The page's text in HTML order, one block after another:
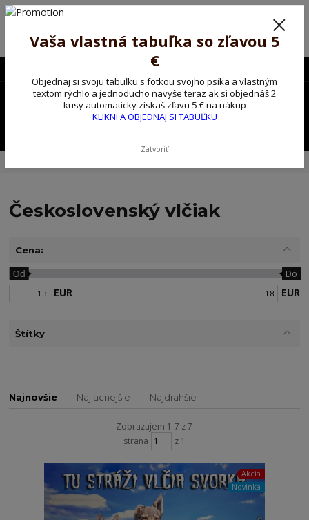
Poprosíme ctených zákazníkov o trpezlivosť, v tomto období máme
Preto sme Vám pripravili malý darček ako ospravedlnenie.
!!! ZĽAVA 5€ na PRVÚ objednávku nad 30€ s kódom pozorpes5 !!!
0,00 EUR
Československý vlčiak
Cena:
EUR
Od Do
EUR
Štítky
Najnovšie Najlacnejšie Najdrahšie
Zobrazujem 1-7 z 7
strana
z 1
Akcia
Novinka
Vaša vlastná tabuľka so zľavou 5
€
Objednaj si svoju tabuľku s fotkou svojho psíka a vlastným
textom rýchlo a jednoducho navyše teraz ak si objednáš 2
kusy automaticky získaš zľavu 5 € na nákup
KLIKNI A OBJEDNAJ SI TABUĽKU
Zatvoriť